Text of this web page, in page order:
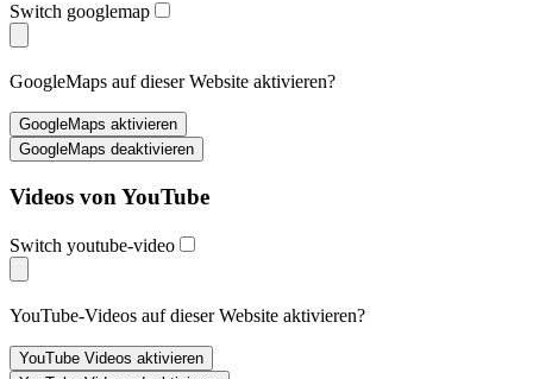
Switch googlemap
GoogleMaps auf dieser Website aktivieren?
Videos von YouTube
Switch youtube-video
YouTube-Videos auf dieser Website aktivieren?